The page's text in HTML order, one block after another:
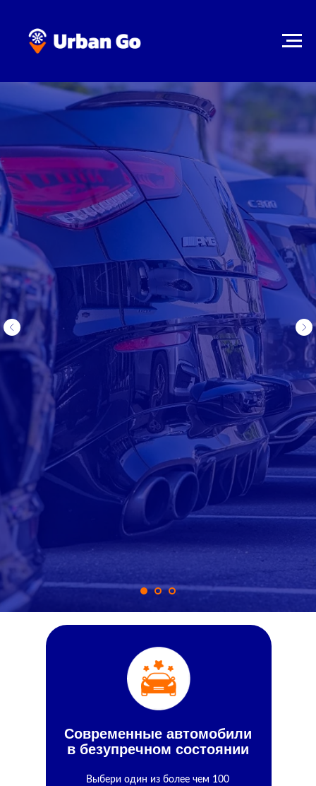
Современные автомобили
в безупречном состоянии
Выбери один из более чем 100